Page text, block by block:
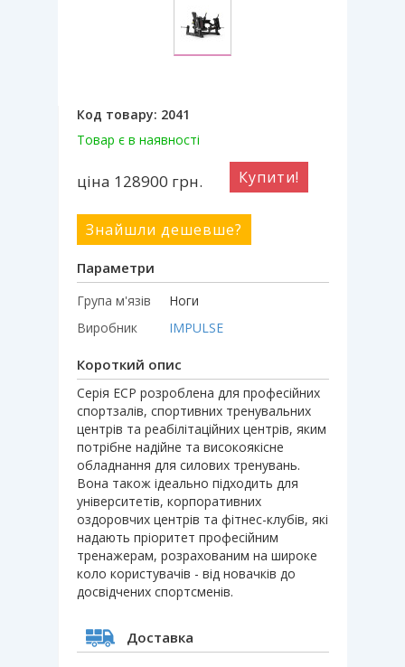
Код товару: 2041
Товар є в наявності
ціна 128900 грн. Купити!
Знайшли дешевше?
Параметри
Група м'язів
Ноги
Виробник
IMPULSE
Короткий опис
Серія ECP розроблена для професійних
спортзалів, спортивних тренувальних
центрів та реабілітаційних центрів, яким
потрібне надійне та високоякісне
обладнання для силових тренувань.
Вона також ідеально підходить для
університетів, корпоративних
оздоровчих центрів та фітнес-клубів, які
надають пріоритет професійним
тренажерам, розрахованим на широке
коло користувачів - від новачків до
досвідчених спортсменів.
Доставка